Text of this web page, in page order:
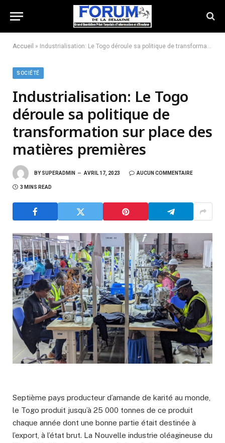
Accueil » Industrialisation: Le Togo déroule sa politique de transformation sur place des matières premières
SOCIÉTÉ
Industrialisation: Le Togo
déroule sa politique de
transformation sur place des
matières premières
BY SUPERADMIN AVRIL 17, 2023 AUCUN COMMENTAIRE
3 MINS READ
Septième pays producteur d’amande de karité au monde,
le Togo produit jusqu’à 25 000 tonnes de ce produit
chaque année dont une bonne partie était destinée à
l’export, à l’état brut. La Nouvelle industrie oléagineuse du